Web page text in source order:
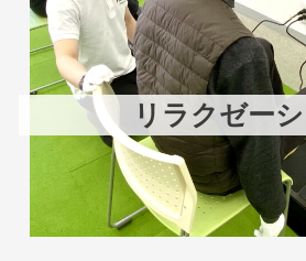
リラクゼー